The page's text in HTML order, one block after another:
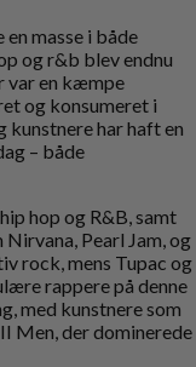
masse i både
og r&b blev endnu
var en kæmpe
og konsumeret i
kunstnere har haft en
– både
hop og R&B, samt
Pearl Jam, og
rock, mens Tupac og
rappere på denne
med kunstnere som
Men, der dominerede